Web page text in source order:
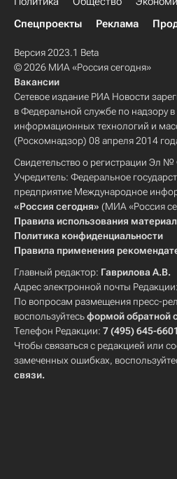
Спецпроекты
Реклама
Версия 2023.1 Beta
© 2026 МИА «Россия сегодня»
Вакансии
Сетевое издание РИА Новости
в Федеральной службе по надзору в
информационных технологий и
(Роскомнадзор) 08 апреля 2014
Свидетельство о регистрации Эл
Учредитель: Федеральное
предприятие Международное
«Россия сегодня» (МИА «Россия
Правила использования
Политика конфиденциальности
Правила применения
Главный редактор: Гаврилова А.В.
Адрес электронной почты Редакции:
По вопросам размещения пресс-
воспользуйтесьформой обратной
Телефон Редакции: 7 (495) 645-6601
Чтобы связаться с редакцией или
замеченных ошибках,
связи.